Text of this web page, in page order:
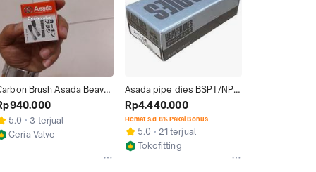
Brush Asada Beaver
Original
5.0
3 terjual
Ceria Valve
Asada pipe dies BSPT/NPT
HSS mata senai pipa drat
1/4in sampai 2in
Rp4.440.000
Hemat s.d 8% Pakai Bonus
5.0
21 terjual
Tokofitting